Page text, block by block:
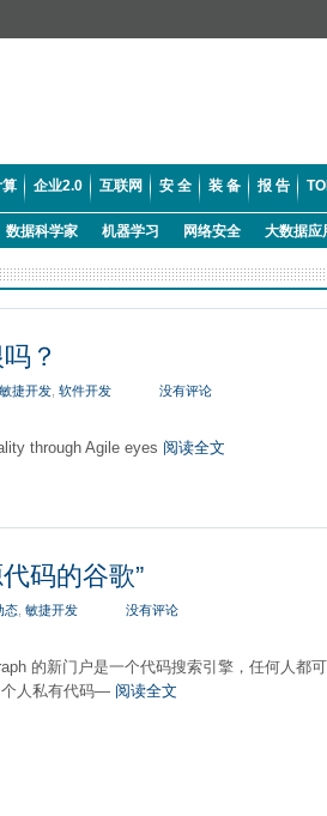
企业2.0 互联网 安 全 装 备 报 告
数据科学家 机器学习 网络安全 大数据应
？
敏捷开发 软件开发 没有评论
through Agile eyes 阅读全文
码的谷歌”
态 敏捷开发 没有评论
的新门户是一个代码搜索引擎，任何人都
人私有代码— 阅读全文